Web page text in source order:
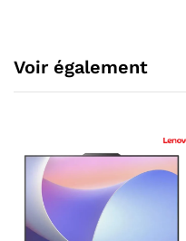
Voir également